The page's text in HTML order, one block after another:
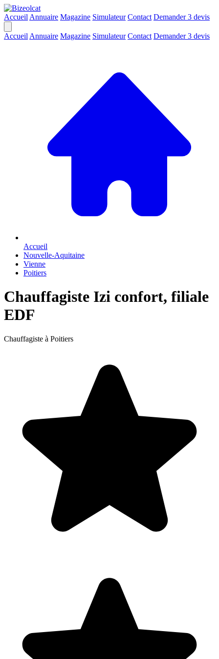
Accueil Annuaire Magazine Simulateur Contact Demander 3 devis
Accueil Annuaire Magazine Simulateur Contact Demander 3 devis
Accueil
Nouvelle-Aquitaine
Vienne
Poitiers
Chauffagiste Izi confort, filiale
EDF
Chauffagiste à Poitiers